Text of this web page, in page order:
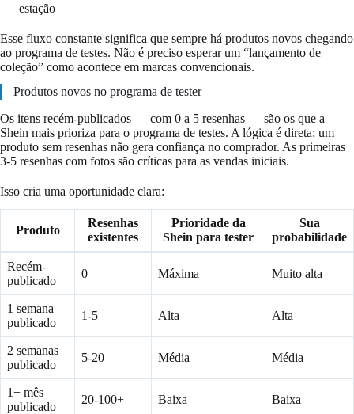
estação
Esse fluxo constante significa que sempre há produtos novos chegando
ao programa de testes. Não é preciso esperar um “lançamento de
coleção” como acontece em marcas convencionais.
Produtos novos no programa de tester
Os itens recém-publicados — com 0 a 5 resenhas — são os que a
Shein mais prioriza para o programa de testes. A lógica é direta: um
produto sem resenhas não gera confiança no comprador. As primeiras
3-5 resenhas com fotos são críticas para as vendas iniciais.
Isso cria uma oportunidade clara:
Produto
Resenhas
existentes
Prioridade da
Shein para tester
Sua
probabilidade
Recém-
publicado
0 Máxima Muito alta
1 semana
publicado
1-5 Alta Alta
2 semanas
publicado
5-20 Média Média
1+ mês
publicado
20-100+ Baixa Baixa